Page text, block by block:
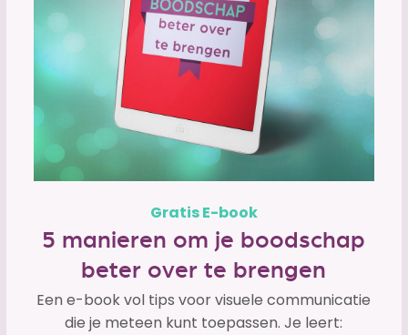
Gratis E-book
5 manieren om je boodschap
beter over te brengen
Een e-book vol tips voor visuele communicatie
die je meteen kunt toepassen. Je leert: